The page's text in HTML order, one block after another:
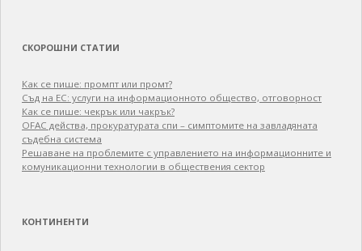
СКОРОШНИ СТАТИИ
Как се пише: промпт или промт?
Съд на ЕС: услуги на информационното общество, отговорност
Как се пише: чекрък или чакрък?
OFAC действа, прокуратурата спи – симптомите на завладяната
съдебна система
Решаване на проблемите с управлението на информационните и
комуникационни технологии в обществения сектор
КОНТИНЕНТИ